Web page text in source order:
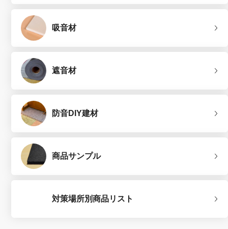
吸音材
遮音材
防音DIY建材
商品サンプル
対策場所別商品リスト